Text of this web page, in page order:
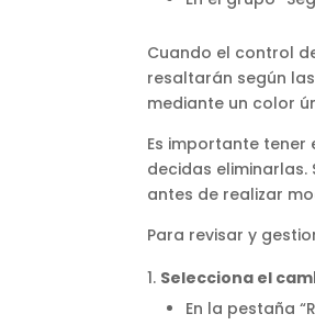
Cuando el control
resaltarán según
mediante un color
Es importante
decidas
antes de realizar
Para revisar y
Selecciona el
En la pestaña